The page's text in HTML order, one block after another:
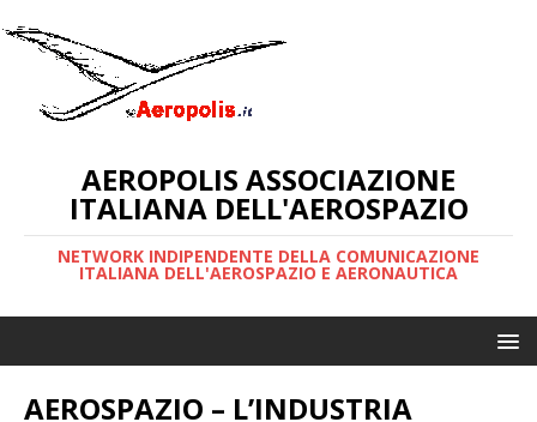
AEROPOLIS ASSOCIAZIONE
ITALIANA DELL'AEROSPAZIO
NETWORK INDIPENDENTE DELLA COMUNICAZIONE
ITALIANA DELL'AEROSPAZIO E AERONAUTICA
AEROSPAZIO – L’INDUSTRIA